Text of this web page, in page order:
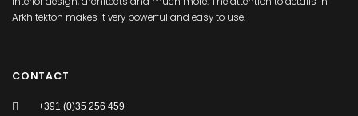
Arkhitekton makes it very powerful and easy to use.
CONTACT
+391 (0)35 256 459